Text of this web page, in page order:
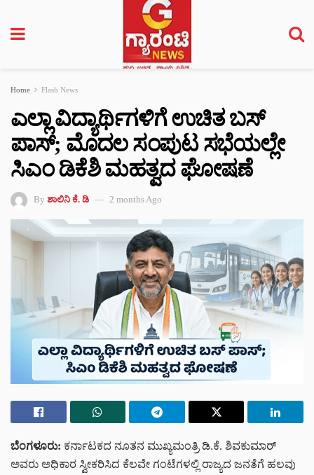
Home Flash News
ಎಲ್ಲಾ ವಿದ್ಯಾರ್ಥಿಗಳಿಗೆ ಉಚಿತ ಬಸ್‌
ಪಾಸ್‌; ಮೊದಲ ಸಂಪುಟ ಸಭೆಯಲ್ಲೇ
ಸಿಎಂ ಡಿಕೆಶಿ ಮಹತ್ವದ ಘೋಷಣೆ
By ಶಾಲಿನಿ ಕೆ. ಡಿ 2 months Ago
ಬೆಂಗಳೂರು: ಕರ್ನಾಟಕದ ನೂತನ ಮುಖ್ಯಮಂತ್ರಿ ಡಿ.ಕೆ. ಶಿವಕುಮಾರ್
ಅವರು ಅಧಿಕಾರ ಸ್ವೀಕರಿಸಿದ ಕೆಲವೇ ಗಂಟೆಗಳಲ್ಲಿ ರಾಜ್ಯದ ಜನತೆಗೆ ಹಲವು